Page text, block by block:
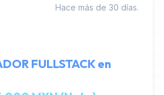
Hace más de 30 días.
FULLSTACK en